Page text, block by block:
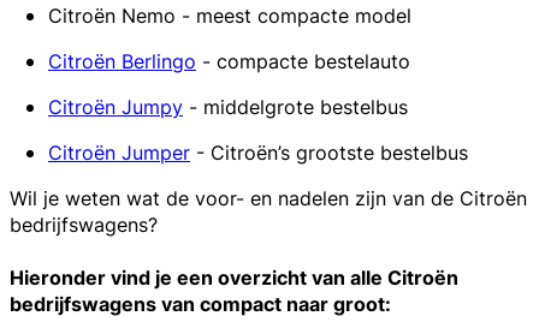
Citroën Nemo - meest compacte model
Citroën Berlingo - compacte bestelauto
Citroën Jumpy - middelgrote bestelbus
Citroën Jumper - Citroën’s grootste bestelbus
Wil je weten wat de voor- en nadelen zijn van de Citroën
bedrijfswagens?
Hieronder vind je een overzicht van alle Citroën
bedrijfswagens van compact naar groot: